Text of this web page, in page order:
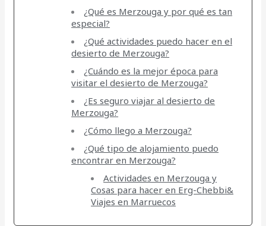
¿Qué es Merzouga y por qué es tan
especial?
¿Qué actividades puedo hacer en el
desierto de Merzouga?
¿Cuándo es la mejor época para
visitar el desierto de Merzouga?
¿Es seguro viajar al desierto de
Merzouga?
¿Cómo llego a Merzouga?
¿Qué tipo de alojamiento puedo
encontrar en Merzouga?
Actividades en Merzouga y
Cosas para hacer en Erg-Chebbi&
Viajes en Marruecos